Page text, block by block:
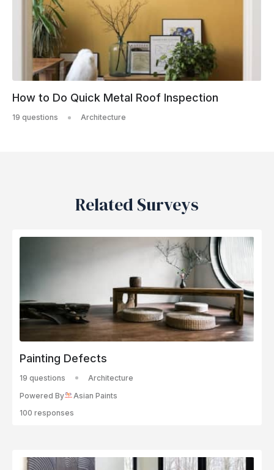
How to Do Quick Metal Roof Inspection
19 questions Architecture
Related Surveys
Painting Defects
19 questions
Architecture
Powered By
Asian Paints
100 responses